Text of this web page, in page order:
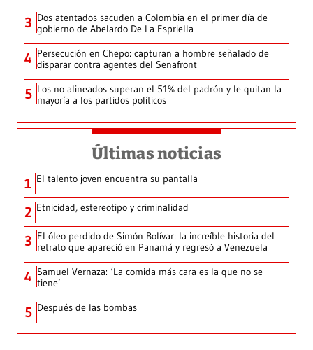
3 Dos atentados sacuden a Colombia en el primer día de
gobierno de Abelardo De La Espriella
4 Persecución en Chepo: capturan a hombre señalado de
disparar contra agentes del Senafront
5 Los no alineados superan el 51% del padrón y le quitan la
mayoría a los partidos políticos
Últimas noticias
1 El talento joven encuentra su pantalla​
2 Etnicidad, estereotipo y criminalidad
3 El óleo perdido de Simón Bolívar: la increíble historia del
retrato que apareció en Panamá y regresó a Venezuela
4 Samuel Vernaza: ‘La comida más cara es la que no se
tiene’
5 Después de las bombas